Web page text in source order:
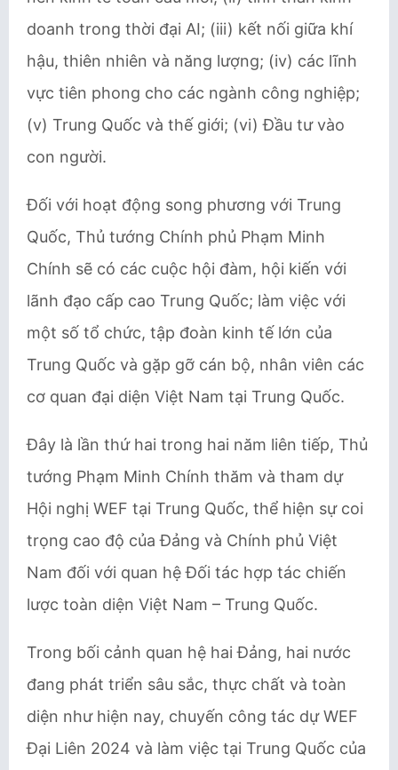
doanh trong thời đại AI; (iii) kết nối giữa khí
hậu, thiên nhiên và năng lượng; (iv) các lĩnh
vực tiên phong cho các ngành công nghiệp;
(v) Trung Quốc và thế giới; (vi) Đầu tư vào
con người.
Đối với hoạt động song phương với Trung
Quốc, Thủ tướng Chính phủ Phạm Minh
Chính sẽ có các cuộc hội đàm, hội kiến với
lãnh đạo cấp cao Trung Quốc; làm việc với
một số tổ chức, tập đoàn kinh tế lớn của
Trung Quốc và gặp gỡ cán bộ, nhân viên các
cơ quan đại diện Việt Nam tại Trung Quốc.
Đây là lần thứ hai trong hai năm liên tiếp, Thủ
tướng Phạm Minh Chính thăm và tham dự
Hội nghị WEF tại Trung Quốc, thể hiện sự coi
trọng cao độ của Đảng và Chính phủ Việt
Nam đối với quan hệ Đối tác hợp tác chiến
lược toàn diện Việt Nam – Trung Quốc.
Trong bối cảnh quan hệ hai Đảng, hai nước
đang phát triển sâu sắc, thực chất và toàn
diện như hiện nay, chuyến công tác dự WEF
Đại Liên 2024 và làm việc tại Trung Quốc của